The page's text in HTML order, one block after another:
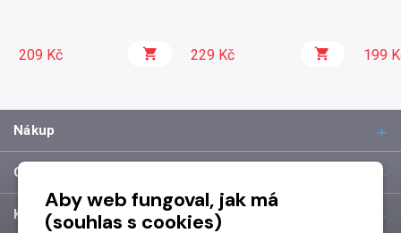
209 Kč 229 Kč 199
Nákup
O společnosti
Kontakt
Aby web fungoval, jak má
(souhlas s cookies)